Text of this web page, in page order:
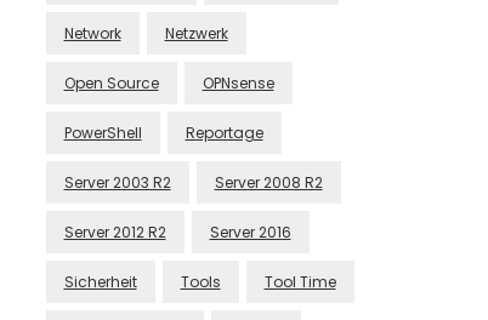
Network Netzwerk
Open Source OPNsense
PowerShell Reportage
Server 2003 R2 Server 2008 R2
Server 2012 R2 Server 2016
Sicherheit Tools Tool Time